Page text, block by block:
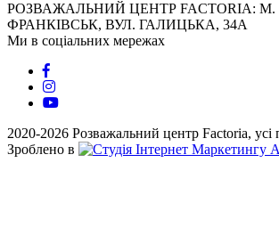
РОЗВАЖАЛЬНИЙ ЦЕНТР FACTORIA: М.
ФРАНКІВСЬК, ВУЛ. ГАЛИЦЬКА, 34А
Ми в соціальних мережах
2020-2026 Розважальний центр Factoria, усі
Зроблено в